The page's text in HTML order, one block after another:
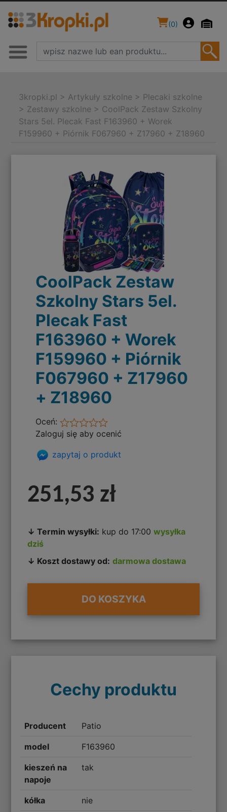
(0)
3kropki.pl > Artykuły szkolne > Plecaki szkolne
> Zestawy szkolne > CoolPack Zestaw Szkolny
Stars 5el. Plecak Fast F163960 + Worek
F159960 + Piórnik F067960 + Z17960 + Z18960
CoolPack Zestaw
Szkolny Stars 5el.
Plecak Fast
F163960 + Worek
F159960 + Piórnik
F067960 + Z17960
+ Z18960
Oceń:
Zaloguj się aby ocenić
zapytaj o produkt
251,53 zł
↓ Termin wysyłki: kup do 17:00wysyłka
dziś
↓ Koszt dostawy od: darmowa dostawa
DO KOSZYKA
Cechy produktu
Producent Patio
model F163960
kieszeń na
napoje
tak
kółka nie